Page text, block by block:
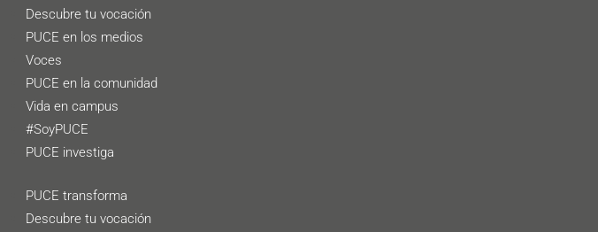
Descubre tu vocación
PUCE en los medios
Voces
PUCE en la comunidad
Vida en campus
#SoyPUCE
PUCE investiga
PUCE transforma
Descubre tu vocación